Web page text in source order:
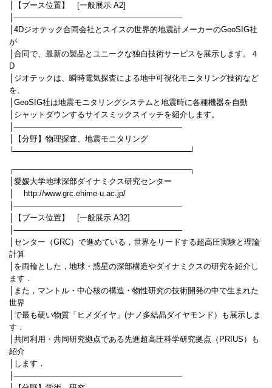
│【ブース位置】 [一般展示 A2]
│—————————————————————-
│4Dジオテック合同会社とスイスの世界的地震計メーカーのGeoSIG社
が
│合同で、最新の製品とユニークな独自技術サービスを展示します。４
D
│ジオテックは、瞬時電気探査による地中可視化モニタリング技術など
を、
│GeoSIG社は地震モニタリングシステムと地震時に各種機器を自動
│シャットダウンするサイスミックスイッチを紹介します。
│—————————————————————-
│【分野】物理探査、地震モニタリング
└────────────────────────────────┘
┌────────────────────────────────┐
│愛媛大学地球深部ダイナミクス研究センター
│ http://www.grc.ehime-u.ac.jp/
│—————————————————————-
│【ブース位置】 [一般展示 A32]
│—————————————————————-
│センター（GRC）で進めている，世界をリードする超高圧実験と理論
計算
│を両輪とした，地球・惑星の深部構造やダイナミクスの研究を紹介し
ます．
│また，マントル・中心核の構造・物性研究の技術開発の中で生まれた
世界
│で最も硬い物質「ヒメダイヤ」(ナノ多結晶ダイヤモンド）も展示しま
す．
│共同利用・共同研究拠点である先進超高圧科学研究拠点（PRIUS）も
紹介
│します．
│—————————————————————-